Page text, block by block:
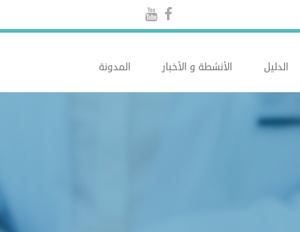
الدليل الأنشطة و الأخبار المدونة